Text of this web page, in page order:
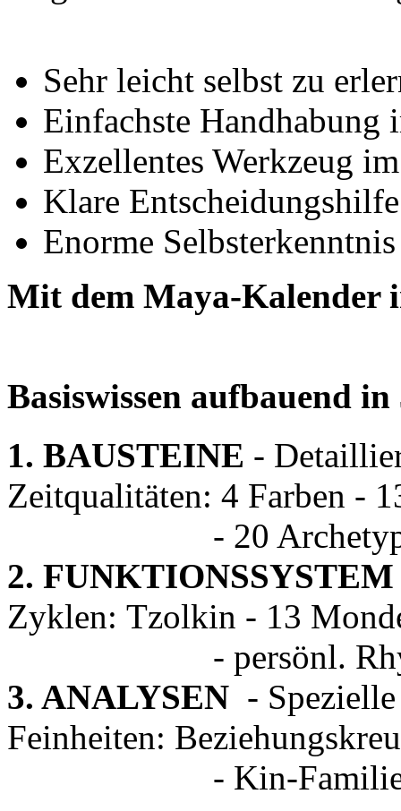
Sehr leicht selbst zu
Einfachste Handhabung
Exzellentes Werkzeug
Klare
Enorme
Mit dem Maya-Kalender
Basiswissen aufbauend
1. BAUSTEINE -
Zeitqualitäten: 4 Farben -
- 20
2. FUNKTIONSSYSTEM
Zyklen: Tzolkin - 13
- persönl.
3. ANALYSEN -
Feinheiten:
- Kin-Familien -